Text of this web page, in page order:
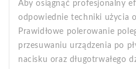
Aby osiągnąć profesjonalny
odpowiednie techniki użycia
Prawidłowe polerowanie
przesuwaniu urządzenia po
nacisku oraz długotrwałego